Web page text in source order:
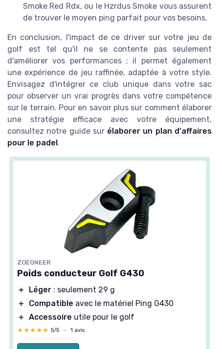
Smoke Red Rdx, ou le Hzrdus Smoke vous assurent
de trouver le moyen ping parfait pour vos besoins.
En conclusion, l'impact de ce driver sur votre jeu de
golf est tel qu'il ne se contente pas seulement
d'améliorer vos performances ; il permet également
une expérience de jeu raffinée, adaptée à votre style.
Envisagez d'intégrer ce club unique dans votre sac
pour observer un vrai progrès dans votre compétence
sur le terrain. Pour en savoir plus sur comment élaborer
une stratégie efficace avec votre équipement,
consultez notre guide sur élaborer un plan d'affaires
pour le padel .
ZOEGNEER
Poids conducteur Golf G430
＋ Léger : seulement 29 g
＋
Compatible avec le matériel Ping G430
＋ Accessoire utile pour le golf
★★★★★
★★★★★ 5/5 — 1 avis